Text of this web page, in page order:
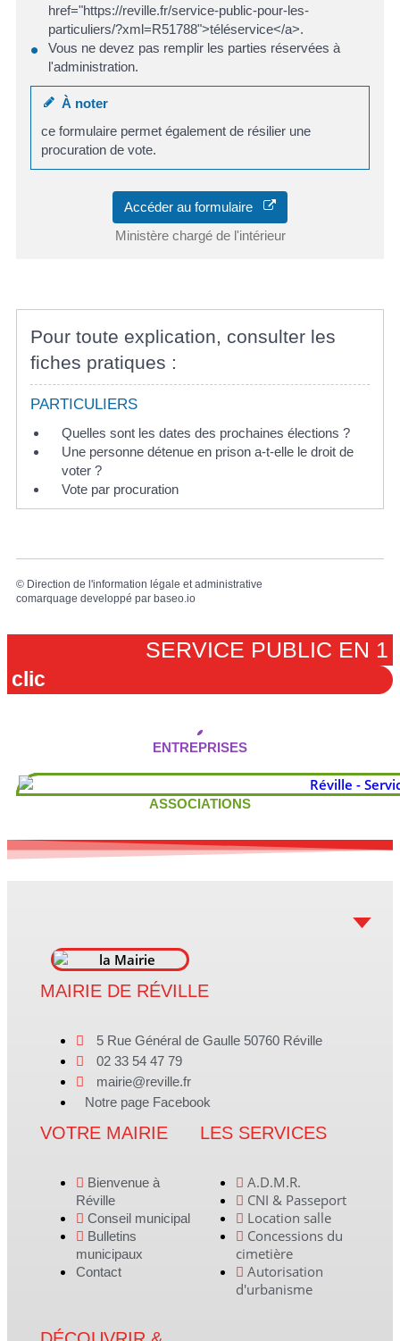
href="https://reville.fr/service-public-pour-les-
particuliers/?xml=R51788">téléservice</a>.
Vous ne devez pas remplir les parties réservées à
l'administration.
À noter
ce formulaire permet également de résilier une
procuration de vote.
Accéder au formulaire
Ministère chargé de l'intérieur
Pour toute explication, consulter les
fiches pratiques :
PARTICULIERS
Quelles sont les dates des prochaines élections ?
Une personne détenue en prison a-t-elle le droit de
voter ?
Vote par procuration
© Direction de l'information légale et administrative
comarquage developpé par baseo.io
SERVICE PUBLIC EN 1
clic
ENTREPRISES
ASSOCIATIONS
MAIRIE DE RÉVILLE
5 Rue Général de Gaulle 50760 Réville
02 33 54 47 79
mairie@reville.fr
Notre page Facebook
VOTRE MAIRIE
Bienvenue à
Réville
Conseil municipal
Bulletins
municipaux
Contact
LES SERVICES
A.D.M.R.
CNI & Passeport
Location salle
Concessions du
cimetière
Autorisation
d'urbanisme